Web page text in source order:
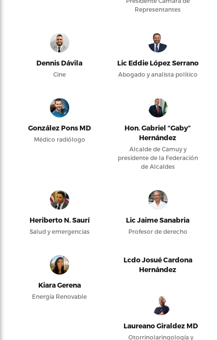
Representantes
Dennis Dávila
Cine
Lic Eddie López Serrano
Abogado y analista político
González Pons MD
Médico radiólogo
Hon. Gabriel “Gaby”
Hernández
Alcalde de Camuy y
presidente de la Federación
de Alcaldes
Heriberto N. Saurí
Salud y emergencias
Lic Jaime Sanabria
Profesor de derecho
Kiara Gerena
Energía Renovable
Lcdo Josué Cardona
Hernández
Laureano Giraldez MD
Otorrinolaringología y